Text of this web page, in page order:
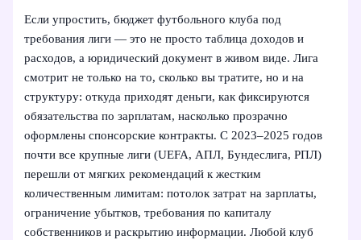
Если упростить, бюджет футбольного клуба под
требования лиги — это не просто таблица доходов и
расходов, а юридический документ в живом виде. Лига
смотрит не только на то, сколько вы тратите, но и на
структуру: откуда приходят деньги, как фиксируются
обязательства по зарплатам, насколько прозрачно
оформлены спонсорские контракты. С 2023–2025 годов
почти все крупные лиги (UEFA, АПЛ, Бундеслига, РПЛ)
перешли от мягких рекомендаций к жестким
количественным лимитам: потолок затрат на зарплаты,
ограничение убытков, требования по капиталу
собственников и раскрытию информации. Любой клуб